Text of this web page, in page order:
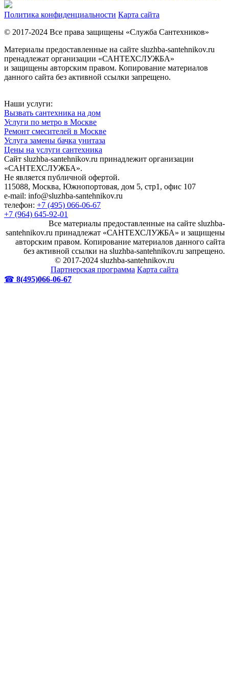
Политика конфиденциальности Карта сайта
© 2017-2024 Все права защищены «Служба Сантехников»
Материалы предоставленные на сайте sluzhba-santehnikov.ru
пренадлежат организации «САНТЕХСЛУЖБА»
и защищены авторским правом. Копирование материалов
данного сайта без активной ссылки запрещено.
Наши услуги:
Вызвать сантехника на дом
Услуги по метро в Москве
Ремонт смесителей в Москве
Услуга замены бачка унитаза
Цены на услуги сантехника
Сайт sluzhba-santehnikov.ru принадлежит организации
«САНТЕХСЛУЖБА».
Не является публичной офертой.
115088, Москва, Южнопортовая, дом 5, стр1, офис 107
e-mail: info@sluzhba-santehnikov.ru
телефон: +7 (495) 066-06-67
+7 (964) 645-92-01
Все материалы предоставленные на сайте sluzhba-
santehnikov.ru принадлежат «САНТЕХСЛУЖБА» и защищены
авторским правом. Копирование материалов данного сайта
без активной ссылки на sluzhba-santehnikov.ru запрещено.
© 2017-2024 sluzhba-santehnikov.ru
Партнерская программа Карта сайта
☎ 8(495)066-06-67